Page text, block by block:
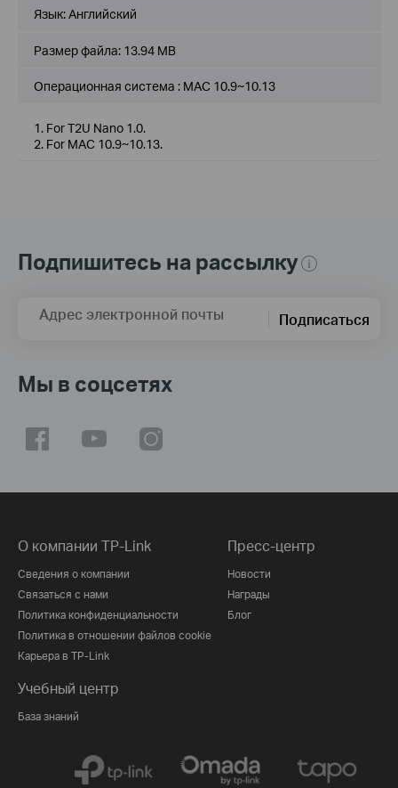
Язык:Английский
Размер файла: 13.94 MB
Операционная система : MAC 10.9~10.13
1. For T2U Nano 1.0.
2. For MAC 10.9~10.13.
Подпишитесь на рассылку
Адрес электронной почты Подписаться
Мы в соцсетях
О компании TP-Link
Сведения о компании
Связаться с нами
Политика конфиденциальности
Политика в отношении файлов cookie
Карьера в TP-Link
Пресс-центр
Новости
Награды
Блог
Учебный центр
База знаний